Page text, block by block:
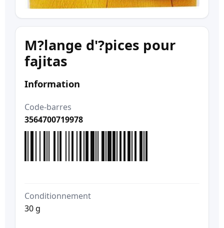
M?lange d'?pices pour
fajitas
Information
Code-barres
3564700719978
Conditionnement
30 g